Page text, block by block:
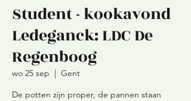
Student - kookavond
Ledeganck: LDC De
Regenboog
wo 25 sep
  |
Gent
De potten zijn proper, de pannen staan